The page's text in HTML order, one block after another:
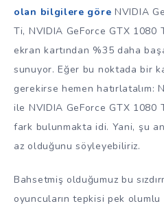
olan bilgilere göre NVIDIA
Ti, NVIDIA GeForce GTX 1080
ekran kartından %35 daha
sunuyor. Eğer bu noktada bir
gerekirse hemen hatırlatalım:
ile NVIDIA GeForce GTX 1080
fark bulunmakta idi. Yani, şu
az olduğunu söyleyebiliriz.
Bahsetmiş olduğumuz bu
oyuncuların tepkisi pek olumlu